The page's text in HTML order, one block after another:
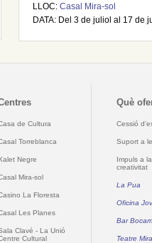
LLOC: Casal Mira-sol
DATA: Del 3 de juliol al 17 de
de Cultura
Torreblanca
Negre
Mira-sol
La Floresta
Les Planes
Clavé - La Unió
Cultural
Què
Cessió
Suport a
Impuls a la
creativitat
La Pua
Oficina
Bar
Teatre